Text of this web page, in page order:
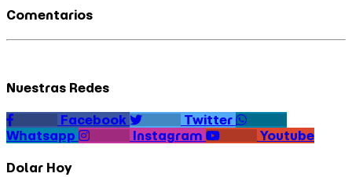
Comentarios
Nuestras Redes
Facebook
Twitter
Whatsapp
Instagram Youtube
Dolar Hoy